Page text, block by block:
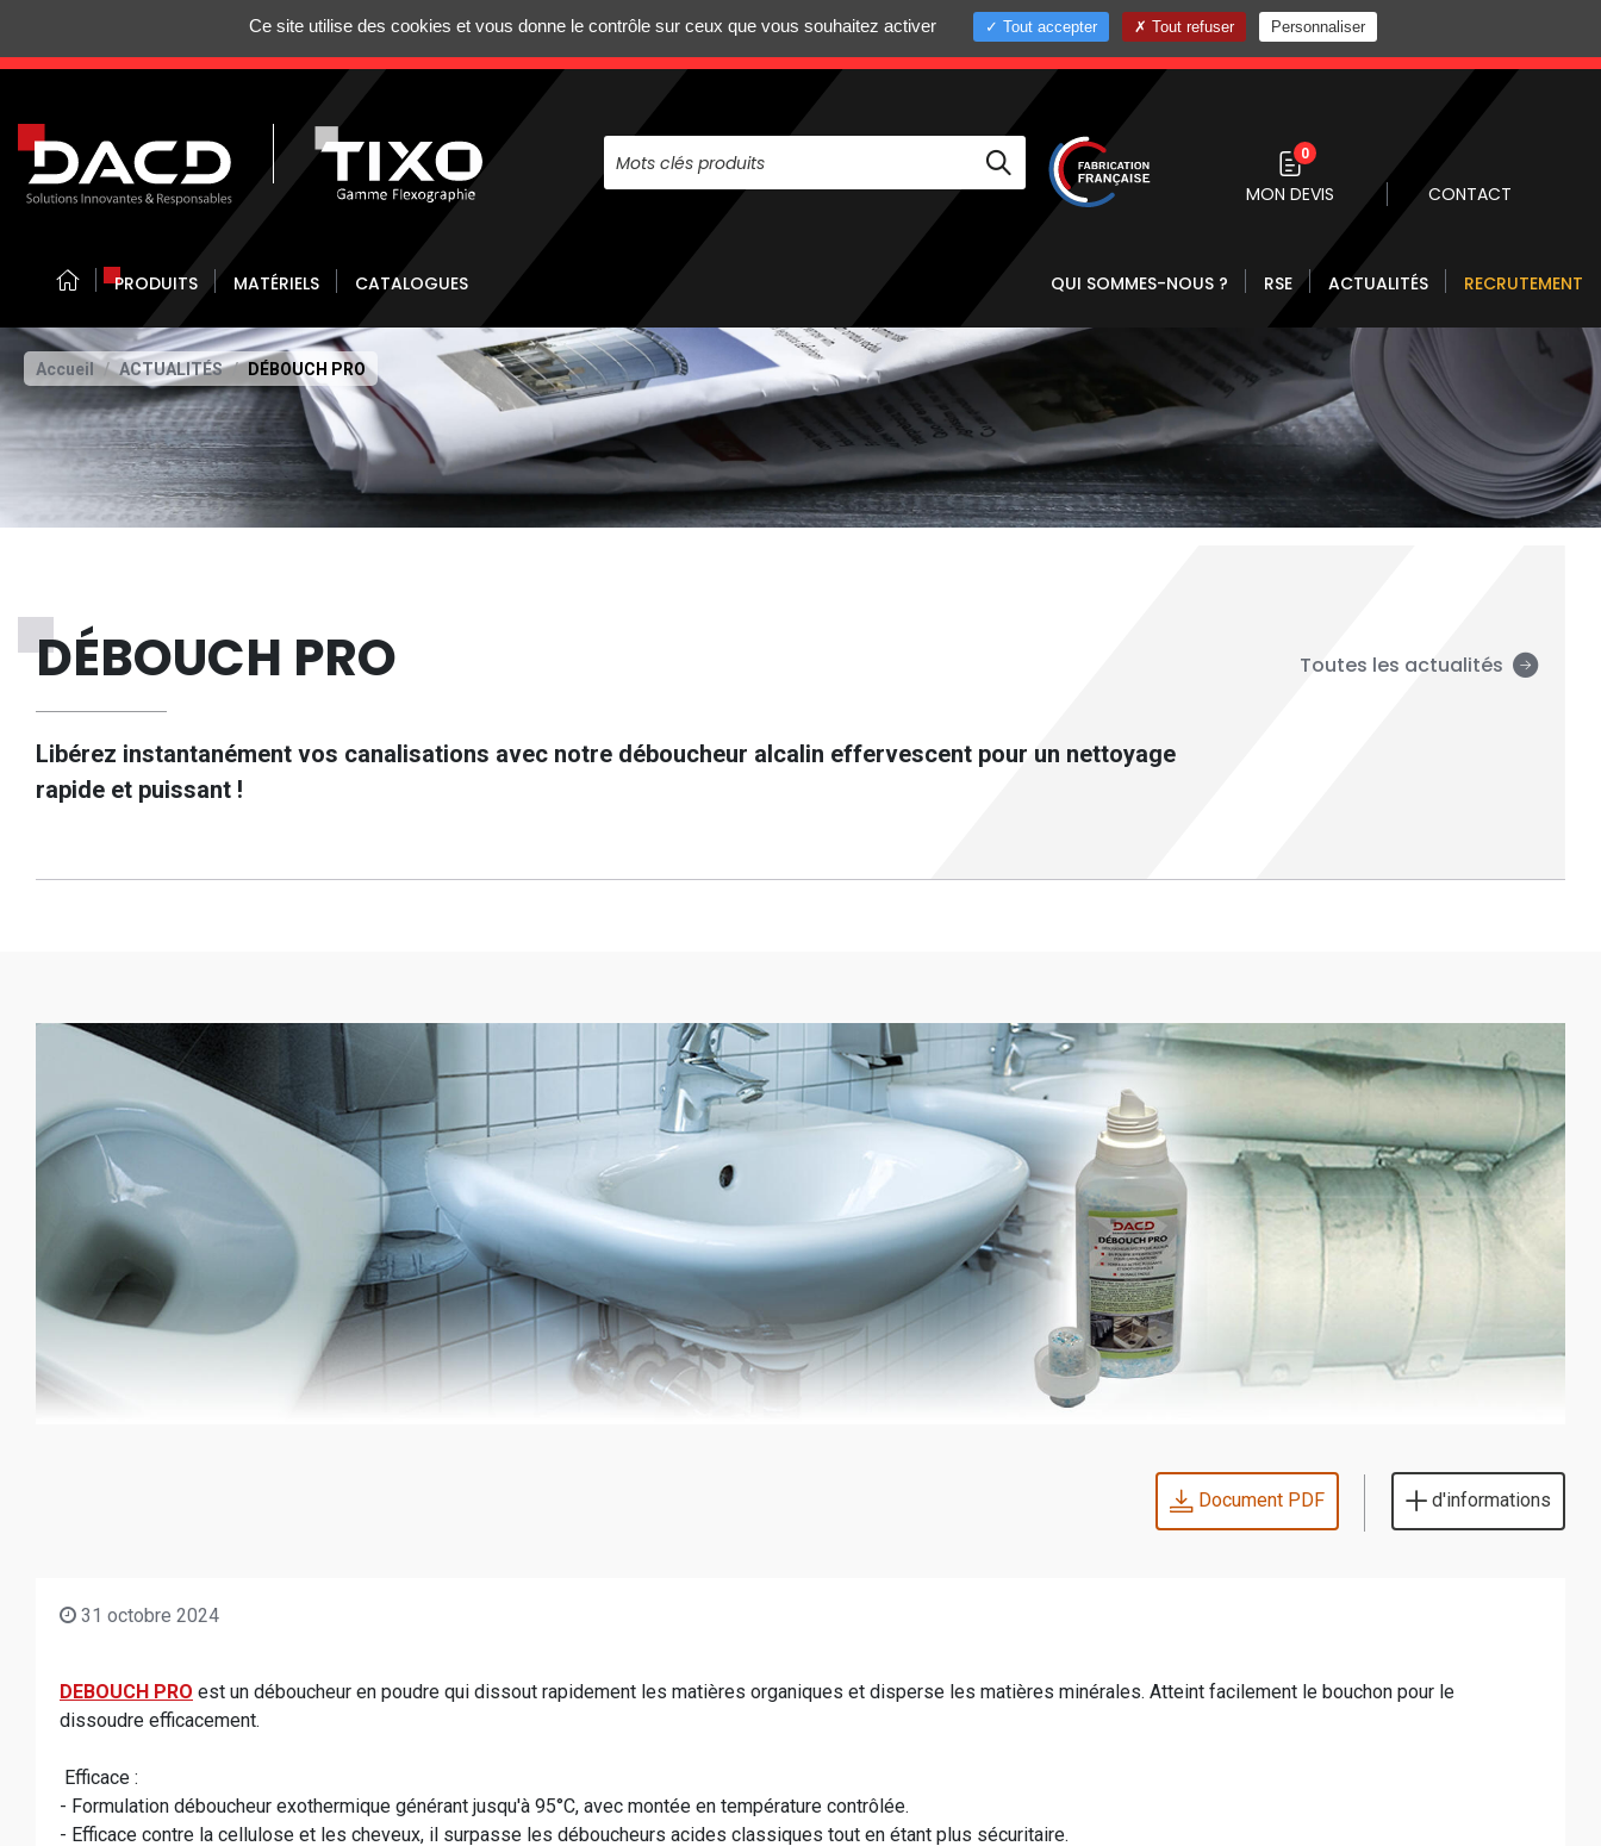
N'HÉSITEZ PAS À NOUS CONTACTER AU +33 (0)4 75 58 80 10
0
MON DEVIS CONTACT
PRODUITS MATÉRIELS CATALOGUES QUI SOMMES-NOUS ? RSE ACTUALITÉS RECRUTEMENT
Accueil ACTUALITÉS DÉBOUCH PRO
DÉBOUCH PRO
Libérez instantanément vos canalisations avec notre déboucheur alcalin effervescent pour un nettoyage
rapide et puissant !
Toutes les actualités
Document PDF d'informations
31 octobre 2024
DEBOUCH PRO est un déboucheur en poudre qui dissout rapidement les matières organiques et disperse les matières minérales. Atteint facilement le bouchon pour le
dissoudre efficacement.
Efficace :
- Formulation déboucheur exothermique générant jusqu'à 95°C, avec montée en température contrôlée.
- Efficace contre la cellulose et les cheveux, il surpasse les déboucheurs acides classiques tout en étant plus sécuritaire.
Ce site utilise des cookies et vous donne le contrôle sur ceux que vous souhaitez activer Tout accepter Tout refuser Personnaliser